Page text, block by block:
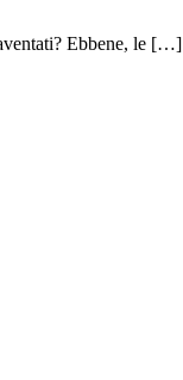
Ebbene, le […]